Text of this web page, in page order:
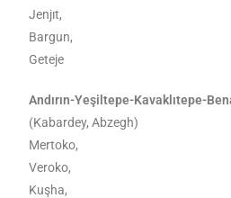
Jenjıt,
Bargun,
Geteje
Andırın-Yeşiltepe-Kavaklıtepe-
(Kabardey, Abzegh)
Mertoko,
Veroko,
Kuşha,